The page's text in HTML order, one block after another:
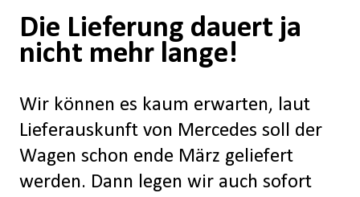
Die Lieferung dauert ja
nicht mehr lange!
Wir können es kaum erwarten, laut
Lieferauskunft von Mercedes soll der
Wagen schon ende März geliefert
werden. Dann legen wir auch sofort